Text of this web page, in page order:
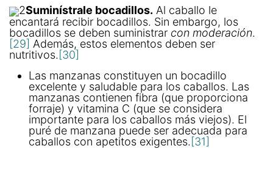
2Suminístrale bocadillos. Al caballo le
encantará recibir bocadillos. Sin embargo, los
bocadillos se deben suministrar con moderación.
[29] Además, estos elementos deben ser
nutritivos.[30]
Las manzanas constituyen un bocadillo
excelente y saludable para los caballos. Las
manzanas contienen fibra (que proporciona
forraje) y vitamina C (que se considera
importante para los caballos más viejos). El
puré de manzana puede ser adecuada para
caballos con apetitos exigentes.[31]